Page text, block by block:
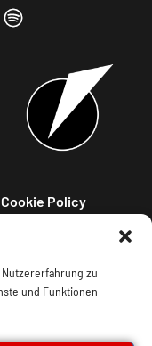
zu
und Funktionen
Cookie Policy